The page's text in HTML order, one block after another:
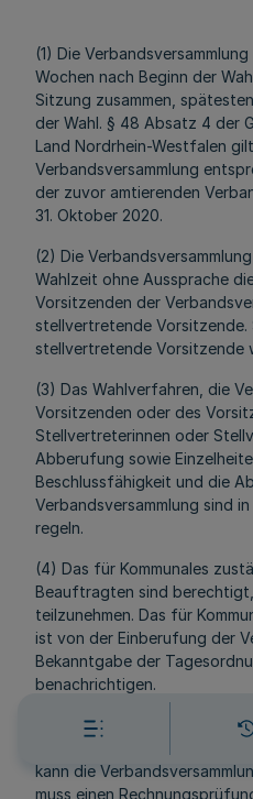
(1) Die
Wochen nach Beginn der
Sitzung zusammen,
der Wahl. § 48 Absatz 4 der
Land Nordrhein-Westfalen
Verbandsversammlung
der zuvor amtierenden
31. Oktober 2020.
(2) Die
Wahlzeit ohne Aussprache
Vorsitzenden der
stellvertretende Vorsitzende.
stellvertretende Vorsitzende
(3) Das Wahlverfahren, die
Vorsitzenden oder des
Stellvertreterinnen oder
Abberufung sowie
Beschlussfähigkeit und die
Verbandsversammlung sind
regeln.
(4) Das für Kommunales
Beauftragten sind
teilzunehmen. Das für
ist von der Einberufung der
Bekanntgabe der
benachrichtigen.
(5) Zur Vorbereitung ihrer
kann die
muss einen